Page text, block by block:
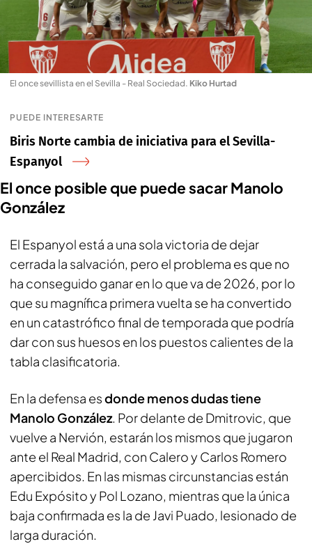
El once sevillista en el Sevilla - Real Sociedad. Kiko Hurtad
PUEDE INTERESARTE
Biris Norte cambia de iniciativa para el Sevilla-
Espanyol
El once posible que puede sacar Manolo
González
El Espanyol está a una sola victoria de dejar
cerrada la salvación, pero el problema es que no
ha conseguido ganar en lo que va de 2026, por lo
que su magnífica primera vuelta se ha convertido
en un catastrófico final de temporada que podría
dar con sus huesos en los puestos calientes de la
tabla clasificatoria.
En la defensa esdonde menos dudas tiene
Manolo González. Por delante de Dmitrovic, que
vuelve a Nervión, estarán los mismos que jugaron
ante el Real Madrid, con Calero y Carlos Romero
apercibidos. En las mismas circunstancias están
Edu Expósito y Pol Lozano, mientras que la única
baja confirmada es la de Javi Puado, lesionado de
larga duración.